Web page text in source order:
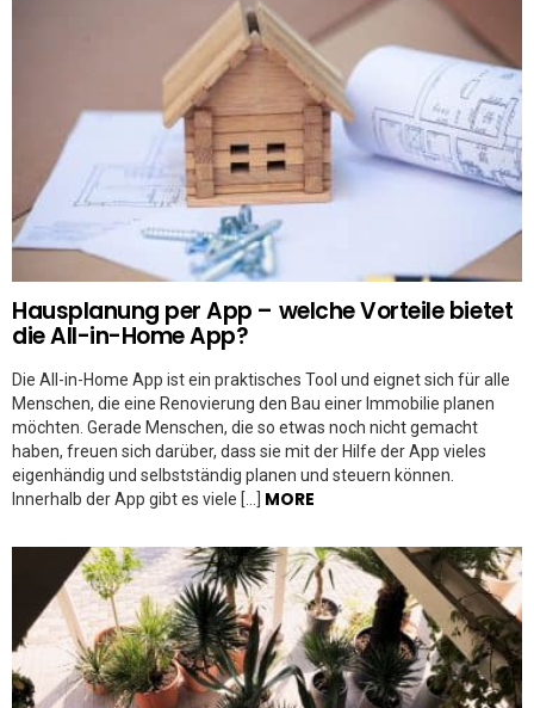
Hausplanung per App – welche Vorteile bietet
die All-in-Home App?
Die All-in-Home App ist ein praktisches Tool und eignet sich für alle
Menschen, die eine Renovierung den Bau einer Immobilie planen
möchten. Gerade Menschen, die so etwas noch nicht gemacht
haben, freuen sich darüber, dass sie mit der Hilfe der App vieles
eigenhändig und selbstständig planen und steuern können.
Innerhalb der App gibt es viele […] MORE